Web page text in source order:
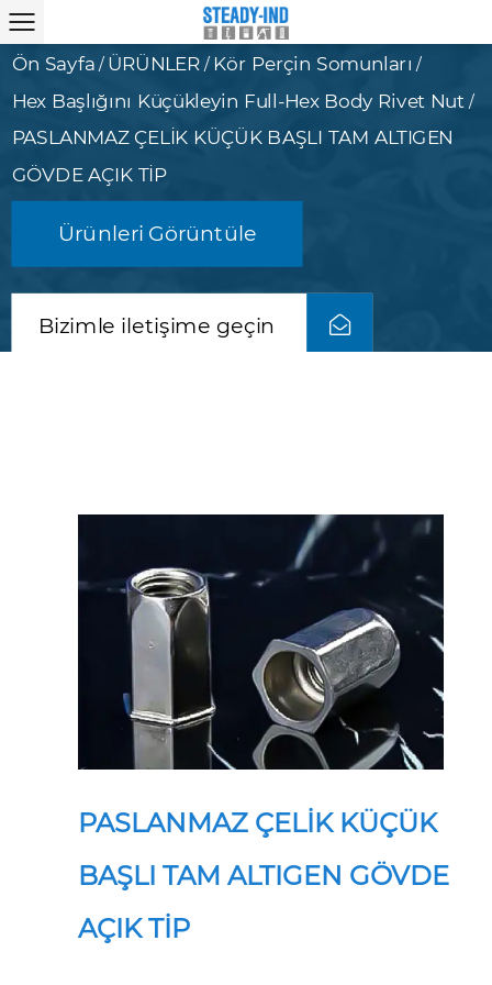
Ön Sayfa / ÜRÜNLER / Kör Perçin Somunları /
Hex Başlığını Küçükleyin Full-Hex Body Rivet Nut /
PASLANMAZ ÇELİK KÜÇÜK BAŞLI TAM ALTIGEN
GÖVDE AÇIK TİP
Ürünleri Görüntüle
Bizimle iletişime geçin
PASLANMAZ ÇELİK KÜÇÜK
BAŞLI TAM ALTIGEN GÖVDE
AÇIK TİP